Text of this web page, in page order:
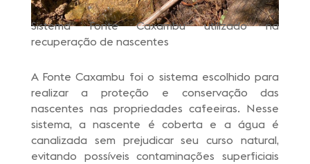
Sistema Fonte Caxambu utilizado na
recuperação de nascentes
A Fonte Caxambu foi o sistema escolhido para
realizar a proteção e conservação das
nascentes nas propriedades cafeeiras. Nesse
sistema, a nascente é coberta e a água é
canalizada sem prejudicar seu curso natural,
evitando possíveis contaminações superficiais